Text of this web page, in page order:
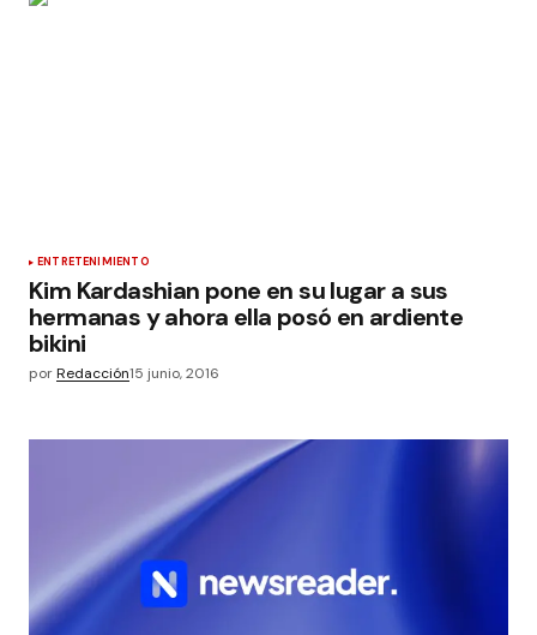
ENTRETENIMIENTO
Kim Kardashian pone en su lugar a sus
hermanas y ahora ella posó en ardiente
bikini
porRedacción15 junio, 2016